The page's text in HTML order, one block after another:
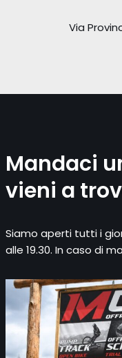
Via
Mandaci
vieni a
Siamo aperti tutti i
alle 19.30. In caso di